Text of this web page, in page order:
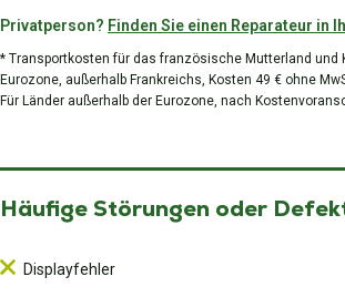
Privatperson? Finden Sie einen Reparateur in
* Transportkosten für das französische Mutterland und
Eurozone, außerhalb Frankreichs, Kosten 49 € ohne
Für Länder außerhalb der Eurozone, nach
Häufige Störungen oder
Displayfehler